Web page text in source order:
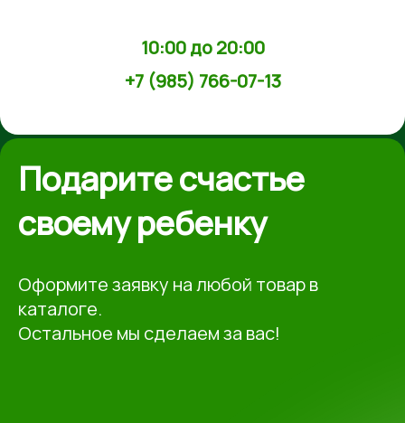
Подарите счастье
своему ребенку
Оформите заявку на любой товар в
каталоге.
Остальное мы сделаем за вас!
10:00 до 20:00
+7 (985) 766-07-13